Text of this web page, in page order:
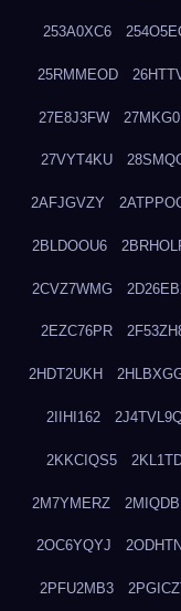
253A0XC6
25RMMEOD
27E8J3FW
27VYT4KU
2AFJGVZY
2BLDOOU6
2CVZ7WMG
2EZC76PR
2HDT2UKH
2IIHI162
2KKCIQS5
2M7YMERZ
2OC6YQYJ
2PFU2MB3